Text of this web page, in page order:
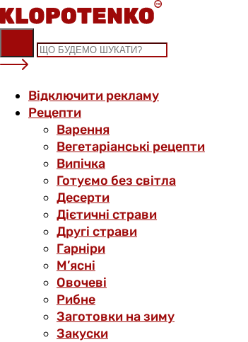
Skip
to
content
Відключити рекламу
Рецепти
Варення
Вегетаріанські рецепти
Випічка
Готуємо без світла
Десерти
Дієтичні страви
Другі страви
Гарніри
М’ясні
Овочеві
Рибне
Заготовки на зиму
Закуски